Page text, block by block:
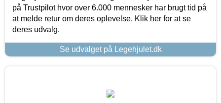
på Trustpilot hvor over 6.000 mennesker har brugt tid på
at melde retur om deres oplevelse. Klik her for at se
deres udvalg.
Se udvalget på Legehjulet.dk